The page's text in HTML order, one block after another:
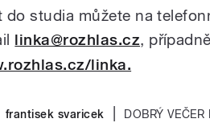
do studia můžete na
linka@rozhlas.cz,
linka.
frantisek svaricek
DOBRÝ